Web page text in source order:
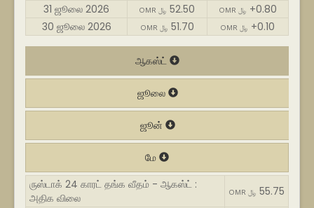
31 ஜூலை 2026
OMR ﷼ 52.50 OMR ﷼ +0.80
30 ஜூலை 2026
OMR ﷼ 51.70 OMR ﷼ +0.10
ஆகஸ்ட்
ஜூலை
ஜூன்
மே
ருஸ்டாக் 24 காரட் தங்க வீதம் - ஆகஸ்ட் :
அதிக விலை
OMR ﷼ 55.75